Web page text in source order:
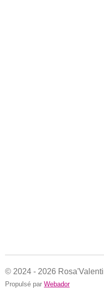
© 2024 - 2026
Propulsé par Webador